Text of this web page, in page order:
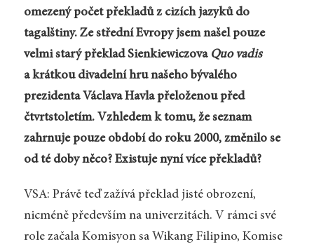
omezený počet překladů z cizích jazyků do
tagalštiny. Ze střední Evropy jsem našel pouze
velmi starý překlad Sienkiewiczova Quo vadis
a krátkou divadelní hru našeho bývalého
prezidenta Václava Havla přeloženou před
čtvrtstoletím. Vzhledem k tomu, že seznam
zahrnuje pouze období do roku 2000, změnilo se
od té doby něco? Existuje nyní více překladů?
VSA: Právě teď zažívá překlad jisté obrození,
nicméně především na univerzitách. V rámci své
role začala Komisyon sa Wikang Filipino, Komise